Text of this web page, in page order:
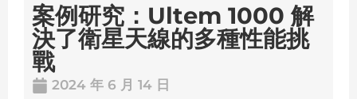
案例研究：Ultem 1000 解
決了衛星天線的多種性能挑
戰
2024 年 6 月 14 日